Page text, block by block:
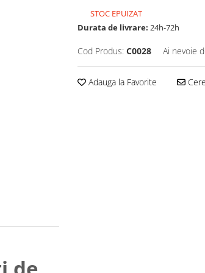
STOC EPUIZAT
Durata de livrare: 24h-72h
Cod Produs: C0028 Ai nevoie
Adauga la Favorite